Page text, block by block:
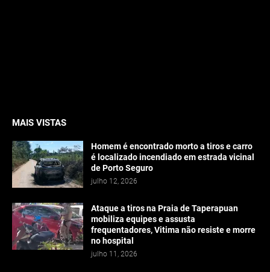
MAIS VISTAS
Homem é encontrado morto a tiros e carro
é localizado incendiado em estrada vicinal
de Porto Seguro
julho 12, 2026
Ataque a tiros na Praia de Taperapuan
mobiliza equipes e assusta
frequentadores, Vitima não resiste e morre
no hospital
julho 11, 2026